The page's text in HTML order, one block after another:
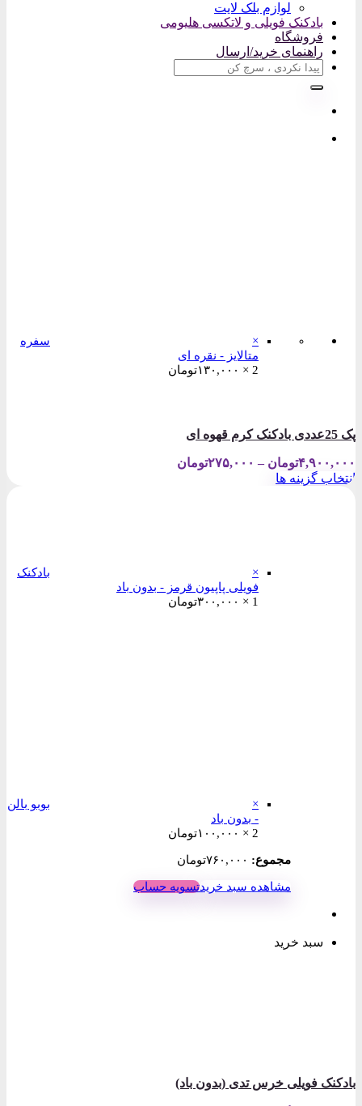
لوازم بلک لایت
بادکنک فویلی و لاتکسی هلیومی
فروشگاه
راهنمای خرید/ارسال
جستجو
×
سفره
متالایز - نقره ای
2 ×
۱۳۰,۰۰۰تومان
×
بادکنک
فویلی پاپیون قرمز - بدون باد
1 ×
۳۰۰,۰۰۰تومان
×
بوبو بالن
- بدون باد
2 ×
۱۰۰,۰۰۰تومان
مجموع: ۷۶۰,۰۰۰تومان
مشاهده سبد خریدتسویه حساب
سبد خرید
پک 25عددی بادکنک کرم قهوه ای
۴,۹۰۰,۰۰۰تومان – ۲۷۵,۰۰۰تومان
انتخاب گزینه ها
بادکنک فویلی خرس تدی (بدون باد)